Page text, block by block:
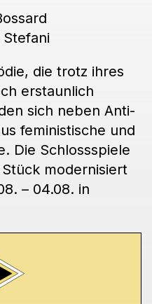
die trotz ihres
erstaunlich
sich neben Anti-
feministische und
Die Schlossspiele
modernisiert
– 04.08. in